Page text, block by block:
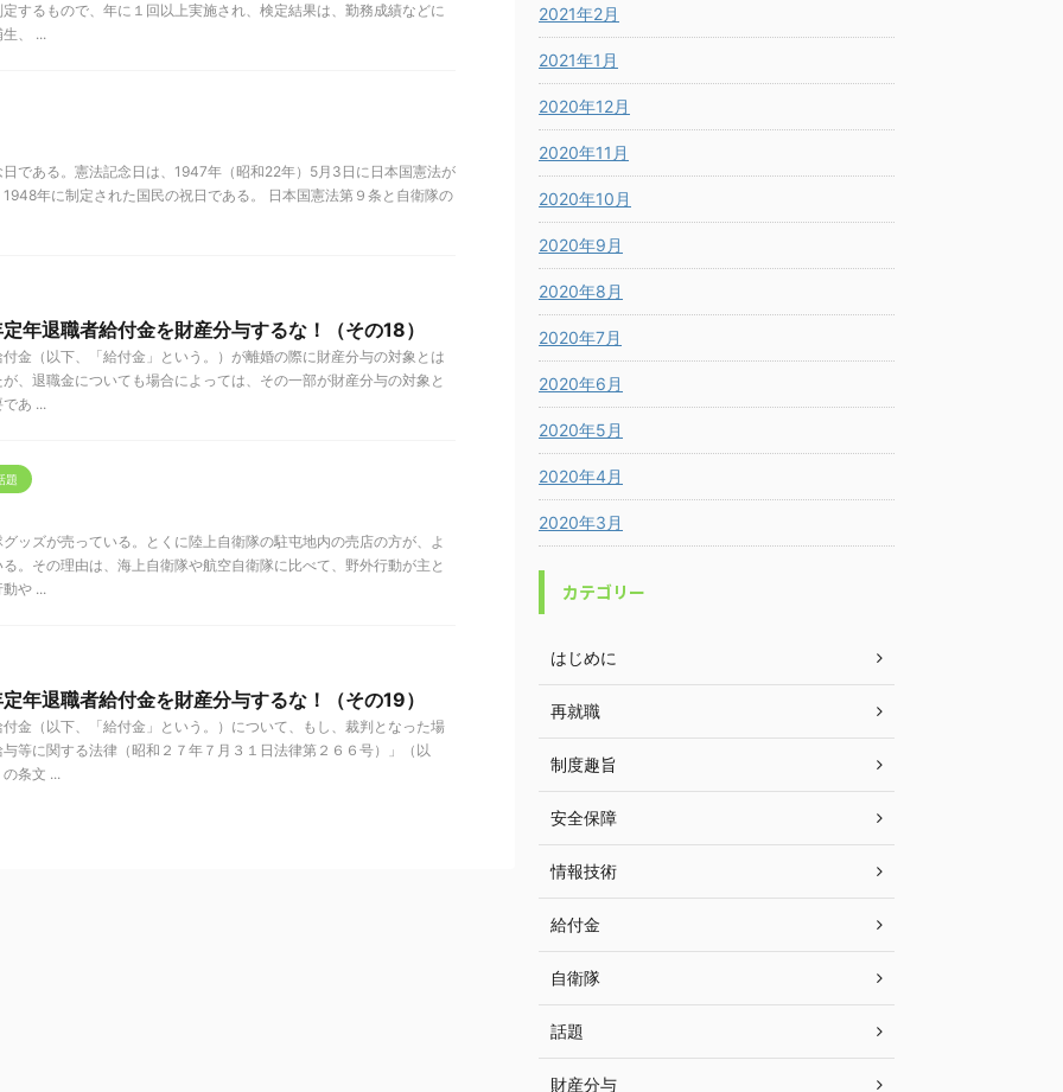
するもので、年に１回以上実施され、検定結果は、勤務成績などに
、 ...
である。憲法記念日は、1947年（昭和22年）5月3日に日本国憲法が
年に制定された国民の祝日である。 日本国憲法第９条と自衛隊の
年退職者給付金を財産分与するな！（その18）
金（以下、「給付金」という。）が離婚の際に財産分与の対象とは
、退職金についても場合によっては、その一部が財産分与の対象と
あ ...
題
ッズが売っている。とくに陸上自衛隊の駐屯地内の売店の方が、よ
。その理由は、海上自衛隊や航空自衛隊に比べて、野外行動が主と
や ...
年退職者給付金を財産分与するな！（その19）
金（以下、「給付金」という。）について、もし、裁判となった場
等に関する法律（昭和２７年７月３１日法律第２６６号）」（以
条文 ...
2021年2月
2021年1月
2020年12月
2020年11月
2020年10月
2020年9月
2020年8月
2020年7月
2020年6月
2020年5月
2020年4月
2020年3月
カテゴリー
はじめに
再就職
制度趣旨
安全保障
情報技術
給付金
自衛隊
話題
財産分与